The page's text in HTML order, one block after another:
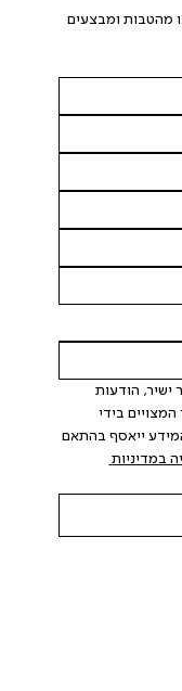
הצטרפו חינם למועדון הלקוחות שלנו ותהנו מהטבות ומבצעים
אני מאשר/ת ומסכימ/ה לקבלת דיוור ישיר, הודעות
החברה ובכלל זה דוא"ל SMS ועוד. המידע ייאסף בהתאם
צפייה במדיניות